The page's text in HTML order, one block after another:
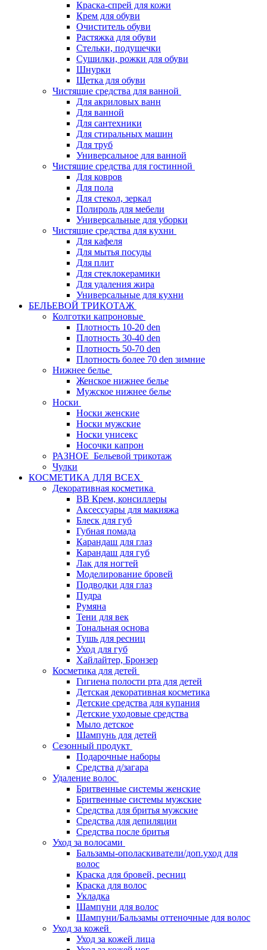
Краска-спрей для кожи
Крем для обуви
Очиститель обуви
Растяжка для обуви
Стельки, подушечки
Сушилки, рожки для обуви
Шнурки
Щетка для обуви
Чистящие средства для ванной
Для акриловых ванн
Для ванной
Для сантехники
Для стиральных машин
Для труб
Универсальное для ванной
Чистящие средства для гостинной
Для ковров
Для пола
Для стекол, зеркал
Полироль для мебели
Универсальные для уборки
Чистящие средства для кухни
Для кафеля
Для мытья посуды
Для плит
Для стеклокерамики
Для удаления жира
Универсальные для кухни
БЕЛЬЕВОЙ ТРИКОТАЖ
Колготки капроновые
Плотность 10-20 den
Плотность 30-40 den
Плотность 50-70 den
Плотность более 70 den зимние
Нижнее белье
Женское нижнее белье
Мужское нижнее белье
Носки
Носки женские
Носки мужские
Носки унисекс
Носочки капрон
РАЗНОЕ_Бельевой трикотаж
Чулки
КОСМЕТИКА ДЛЯ ВСЕХ
Декоративная косметика
BB Крем, консиллеры
Аксессуары для макияжа
Блеск для губ
Губная помада
Карандаш для глаз
Карандаш для губ
Лак для ногтей
Моделирование бровей
Подводки для глаз
Пудра
Румяна
Тени для век
Тональная основа
Тушь для ресниц
Уход для губ
Хайлайтер, Бронзер
Косметика для детей
Гигиена полости рта для детей
Детская декоративная косметика
Детские средства для купания
Детские уходовые средства
Мыло детское
Шампунь для детей
Сезонный продукт
Подарочные наборы
Средства д/загара
Удаление волос
Бритвенные системы женские
Бритвенные системы мужские
Средства для бритья мужские
Средства для депиляции
Средства после бритья
Уход за волосами
Бальзамы-ополаскиватели/доп.уход для
волос
Краска для бровей, ресниц
Краска для волос
Укладка
Шампуни для волос
Шампуни/Бальзамы оттеночные для волос
Уход за кожей
Уход за кожей лица